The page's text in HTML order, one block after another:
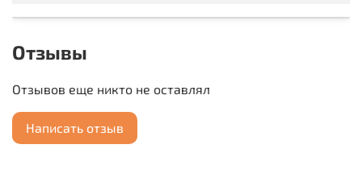
Отзывы
Отзывов еще никто не оставлял
Написать отзыв